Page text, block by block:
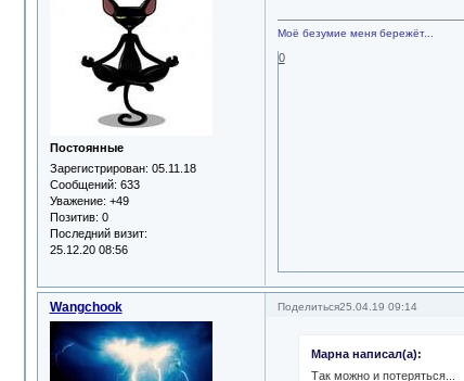
Постоянные
Зарегистрирован: 05.11.18
Сообщений: 633
Уважение: +49
Позитив: 0
Последний визит:
25.12.20 08:56
Моё безумие меня бережёт...
0
Поделиться25.04.19 09:14
Wangchook
Марна написал(а):
Так можно и потеряться...